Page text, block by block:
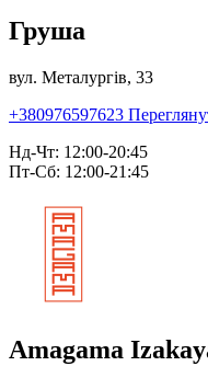
Груша
вул. Металургів, 33
+380976597623
Нд-Чт: 12:00-20:45
Пт-Сб: 12:00-21:45
Amagama